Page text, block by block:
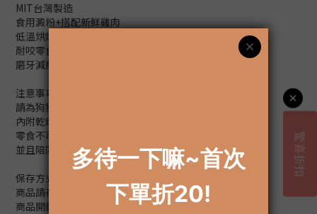
MIT台灣製造
食用澱粉+搭配新鮮雞肉
低溫烘烤、適口性佳
耐咬零食，推薦給喜歡厚實感的毛孩
磨牙減壓，舒緩狗狗焦慮
注意事項：
請為狗狗選擇適當尺寸
內附乾燥劑，請勿讓孩童或寵物誤食
零食不可替代正餐，請適量食用
並且陪同寵物食用、避免狼吞虎嚥
保存方式：
商品請存放於通風處，避免陽光曝曬。
商品開封後，並盡快在賞味期限內食用完畢或置於冰箱